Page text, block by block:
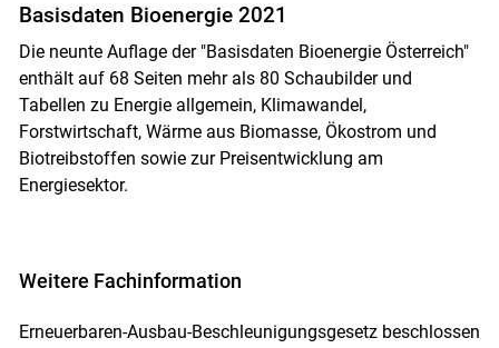
Basisdaten Bioenergie 2021
Die neunte Auflage der "Basisdaten Bioenergie Österreich"
enthält auf 68 Seiten mehr als 80 Schaubilder und
Tabellen zu Energie allgemein, Klimawandel,
Forstwirtschaft, Wärme aus Biomasse, Ökostrom und
Biotreibstoffen sowie zur Preisentwicklung am
Energiesektor.
Weitere Fachinformation
Erneuerbaren-Ausbau-Beschleunigungsgesetz beschlossen